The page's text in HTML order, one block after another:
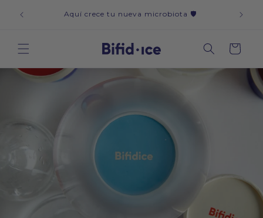
directamente
y Aquí crece tu nueva microbiota 🛡️
Carrito